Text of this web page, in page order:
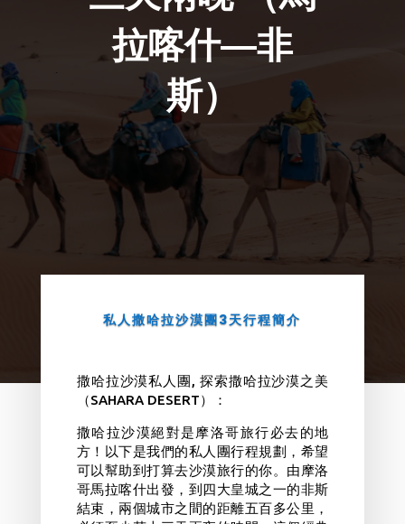
拉喀什—非
斯）
私人撒哈拉沙漠團3天行程簡介
撒哈拉沙漠私人團, 探索撒哈拉沙漠之美
（SAHARA DESERT）：
撒哈拉沙漠絕對是摩洛哥旅行必去的地
方！以下是我們的私人團行程規劃，希望
可以幫助到打算去沙漠旅行的你。 由摩洛
哥馬拉喀什出發，到四大皇城之一的非斯
結束，兩個城市之間的距離五百多公里，